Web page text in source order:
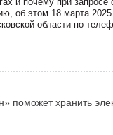
об этом 18 марта 2025
области по
поможет хранить